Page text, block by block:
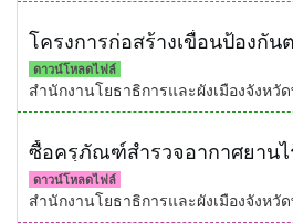
ดาวน์โหลดไฟล์
สำนักงานโยธาธิการและผังเมืองจังหวั
ดาวน์โหลดไฟล์
สำนักงานโยธาธิการและผังเมืองจังหวั